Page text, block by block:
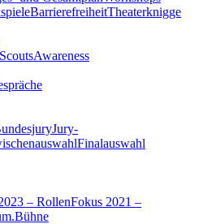
BarrierefreiheitTheaterknigge
ScoutsAwareness
Jury-
Finalauswahl
– RollenFokus 2021 –